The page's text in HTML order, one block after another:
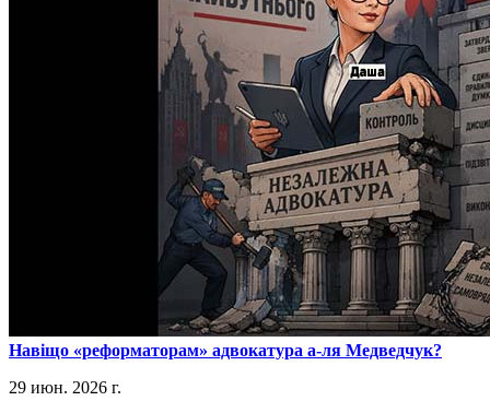
​Навіщо «реформаторам» адвокатура а-ля Медведчук?
29 июн. 2026 г.